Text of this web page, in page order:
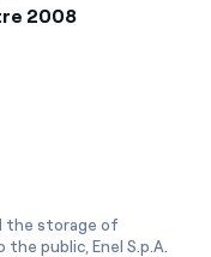
2008
the storage of
public, Enel S.p.A.